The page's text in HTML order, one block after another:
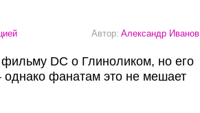
Автор: Александр Иванов
DC о Глиноликом, но его
фанатам это не мешает